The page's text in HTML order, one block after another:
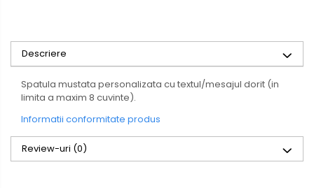
Descriere
Spatula mustata personalizata cu textul/mesajul dorit (in
limita a maxim 8 cuvinte).
Informatii conformitate produs
Review-uri (0)